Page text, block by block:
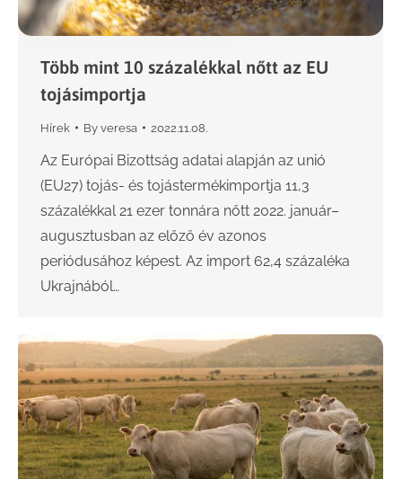
Több mint 10 százalékkal nőtt az EU
tojásimportja
Hírek By veresa 2022.11.08.
Az Európai Bizottság adatai alapján az unió
(EU27) tojás- és tojástermékimportja 11,3
százalékkal 21 ezer tonnára nőtt 2022. január–
augusztusban az előző év azonos
periódusához képest. Az import 62,4 százaléka
Ukrajnából…